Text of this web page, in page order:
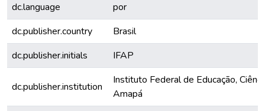
dc.language
por
dc.publisher.country
Brasil
dc.publisher.initials
IFAP
dc.publisher.institution
Instituto Federal de Educação,
Amapá